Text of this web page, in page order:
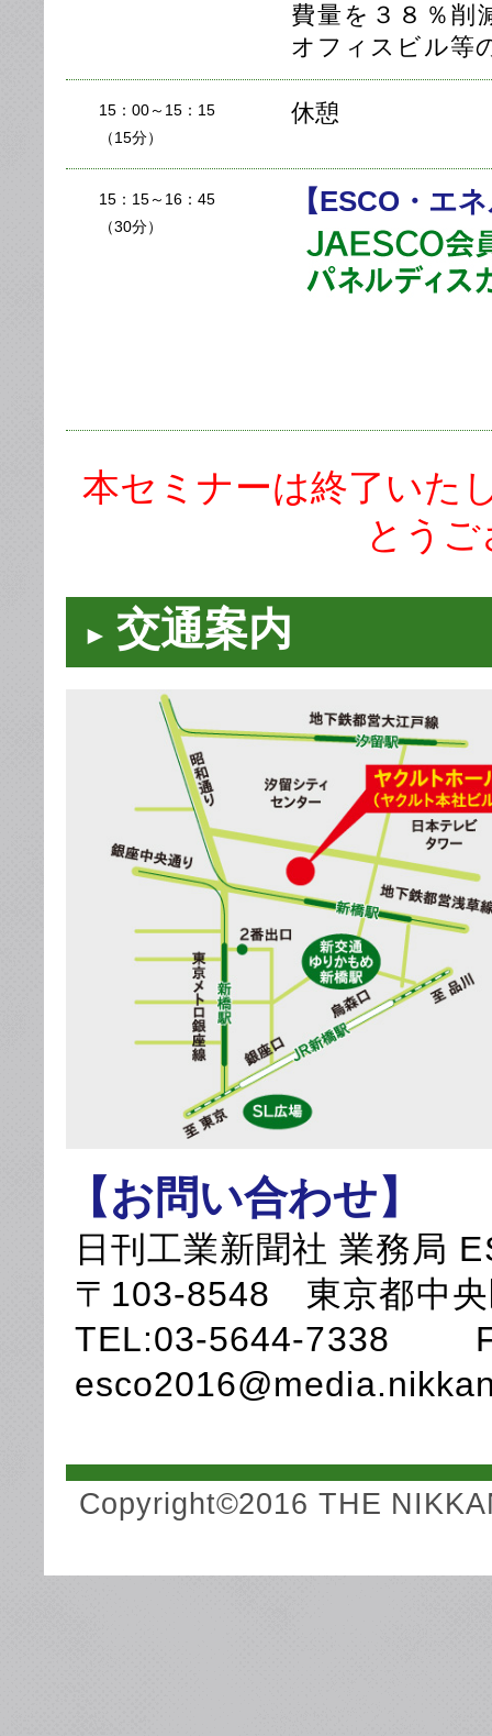
費量を３８％削
オフィスビル等
15：00～15：15
（15分）
休憩
15：15～16：45
（30分）
【ESCO・エ
本セミナーは終了いた
とう
► 交通案内
【お問い合わせ】
日刊工業新聞社 業務局
〒103-8548 東京都中央
TEL:03-5644-7338
Copyright©2016 THE